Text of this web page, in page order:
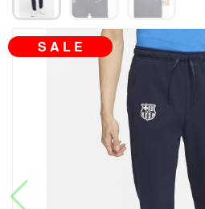
S A L E